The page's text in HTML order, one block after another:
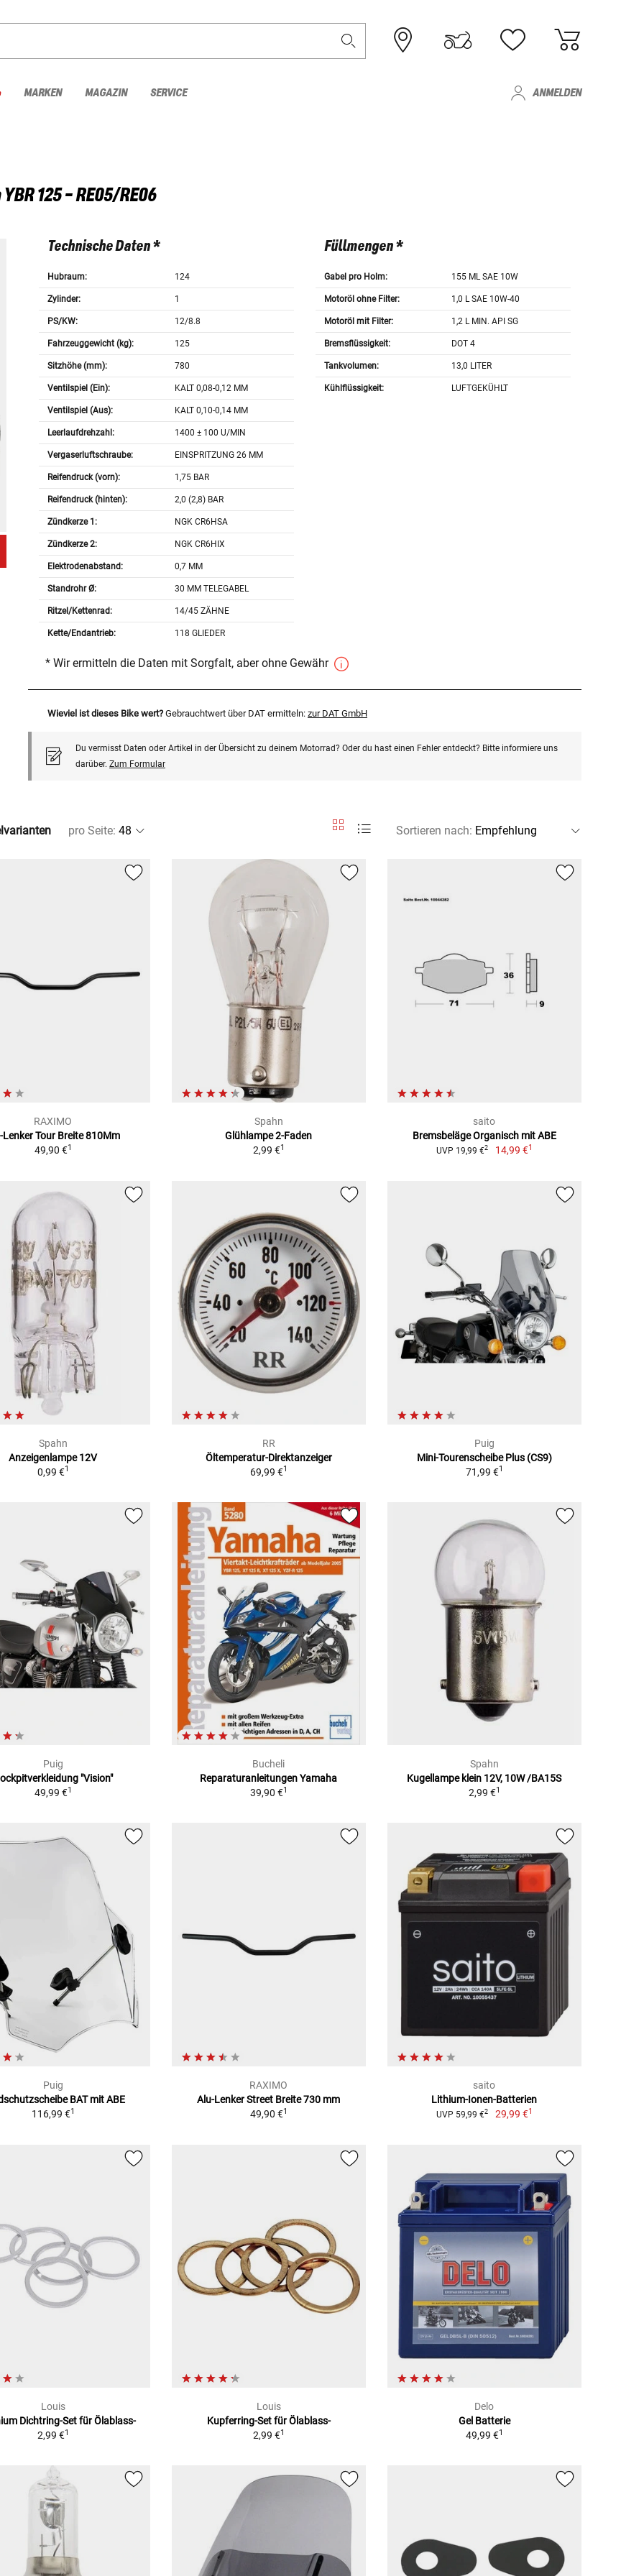
MARKEN MAGAZIN SERVICE ANMELDEN
YBR 125 - RE05/RE06
Technische Daten *
Hubraum: 124
Zylinder: 1
PS/KW: 12/8.8
Fahrzeuggewicht (kg): 125
Sitzhöhe (mm): 780
Ventilspiel (Ein): KALT 0,08-0,12 MM
Ventilspiel (Aus): KALT 0,10-0,14 MM
Leerlaufdrehzahl: 1400 ± 100 U/MIN
Vergaserluftschraube: EINSPRITZUNG 26 MM
Reifendruck (vorn): 1,75 BAR
Reifendruck (hinten): 2,0 (2,8) BAR
Zündkerze 1: NGK CR6HSA
Zündkerze 2: NGK CR6HIX
Elektrodenabstand: 0,7 MM
Standrohr Ø: 30 MM TELEGABEL
Ritzel/Kettenrad: 14/45 ZÄHNE
Kette/Endantrieb: 118 GLIEDER
Füllmengen *
Gabel pro Holm: 155 ML SAE 10W
Motoröl ohne Filter: 1,0 L SAE 10W-40
Motoröl mit Filter: 1,2 L MIN. API SG
Bremsflüssigkeit: DOT 4
Tankvolumen: 13,0 LITER
Kühlflüssigkeit: LUFTGEKÜHLT
* Wir ermitteln die Daten mit Sorgfalt, aber ohne Gewähr
Wieviel ist dieses Bike wert? Gebrauchtwert über DAT ermitteln: zur DAT GmbH
Du vermisst Daten oder Artikel in der Übersicht zu deinem Motorrad? Oder du hast einen Fehler entdeckt? Bitte informiere uns
darüber. Zum Formular
pro Seite: Sortieren nach:
RAXIMO
Lenker Tour Breite 810Mm
49,90 €1
Spahn
Glühlampe 2-Faden
2,99 €1
saito
Bremsbeläge Organisch mit ABE
UVP 19,99 €2 14,99 €1
Spahn
Anzeigenlampe 12V
0,99 €1
RR
Öltemperatur-Direktanzeiger
69,99 €1
Puig
Mini-Tourenscheibe Plus (CS9)
71,99 €1
Puig
"Vision"
49,99 €1
Bucheli
Reparaturanleitungen Yamaha
39,90 €1
Spahn
Kugellampe klein 12V, 10W /BA15S
2,99 €1
Puig
BAT mit ABE
116,99 €1
RAXIMO
Alu-Lenker Street Breite 730 mm
49,90 €1
saito
Lithium-Ionen-Batterien
UVP 59,99 €2 29,99 €1
Louis
Dichtring-Set für Ölablass-
2,99 €1
Louis
Kupferring-Set für Ölablass-
2,99 €1
Delo
Gel Batterie
49,99 €1